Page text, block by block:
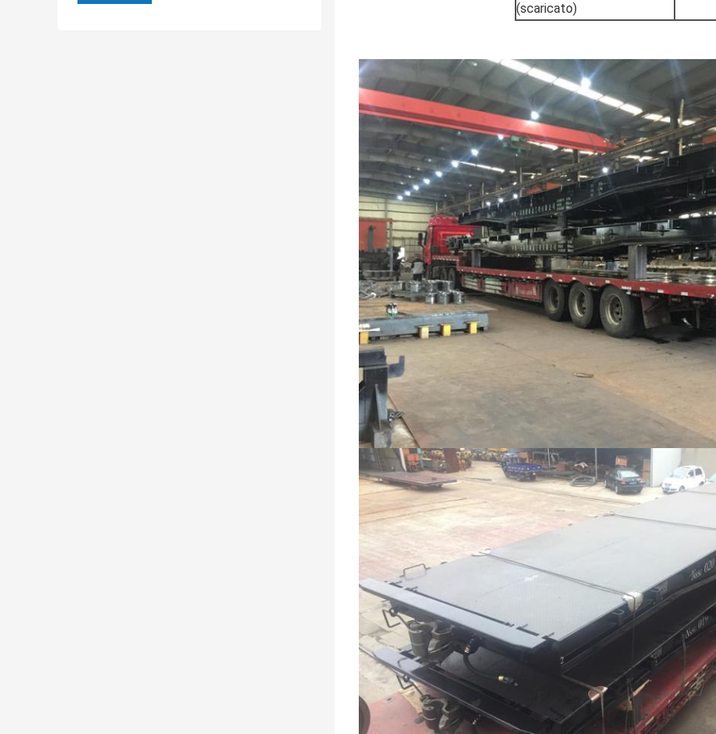
(scaricato)